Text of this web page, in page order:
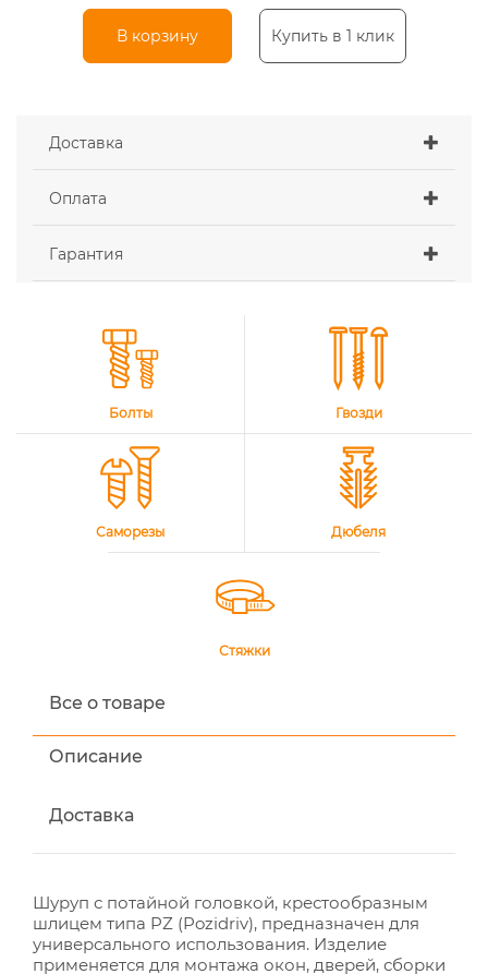
В корзину Купить в 1 клик
Доставка
Оплата
Гарантия
Болты Гвозди
Саморезы Дюбеля
Стяжки
Все о товаре
Описание
Доставка
Шуруп с потайной головкой, крестообразным
шлицем типа PZ (Pozidriv), предназначен для
универсального использования. Изделие
применяется для монтажа окон, дверей, сборки